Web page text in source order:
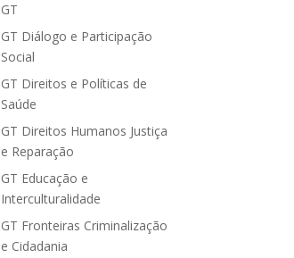
GT
GT Diálogo e Participação
Social
GT Direitos e Políticas de
Saúde
GT Direitos Humanos Justiça
e Reparação
GT Educação e
Interculturalidade
GT Fronteiras Criminalização
e Cidadania